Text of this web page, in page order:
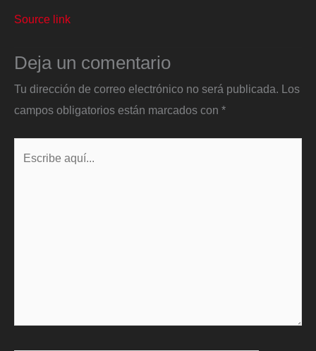
Source link
Deja un comentario
Tu dirección de correo electrónico no será publicada. Los
campos obligatorios están marcados con *